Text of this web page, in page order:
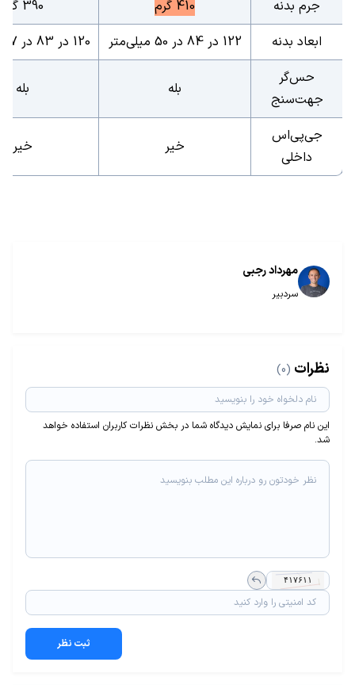
جرم بدنه 410 گرم
390 گرم
ابعاد بدنه
122 در 84 در 50 میلی‌متر
120 در 83 در 47 میلی‌متر
حس‌گر
جهت‌سنج
بله بله
جی‌پی‌اس
داخلی
خیر خیر
مهرداد رجبی
سردبیر
نظرات (0)
این نام صرفا برای نمایش دیدگاه شما در بخش نظرات کاربران استفاده خواهد
شد.
ثبت نظر